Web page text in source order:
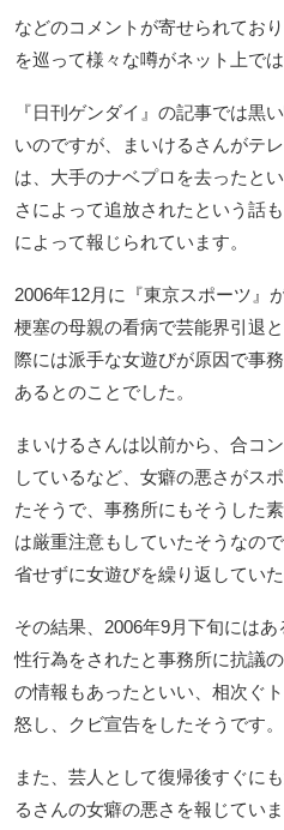
などのコメントが寄せられてお
を巡って様々な噂がネット上で
『日刊ゲンダイ』の記事では黒
いのですが、まいけるさんがテ
は、大手のナベプロを去ったと
さによって追放されたという話
によって報じられています。
2006年12月に『東京スポーツ』
梗塞の母親の看病で芸能界引退
際には派手な女遊びが原因で事
あるとのことでした。
まいけるさんは以前から、合コ
しているなど、女癖の悪さがス
たそうで、事務所にもそうした
は厳重注意もしていたそうなの
省せずに女遊びを繰り返していた
その結果、2006年9月下旬には
性行為をされたと事務所に抗議
の情報もあったといい、相次ぐ
怒し、クビ宣告をしたそうです。
また、芸人として復帰後すぐに
るさんの女癖の悪さを報じていま